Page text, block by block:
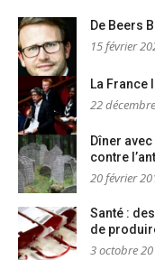
De Beers
15 février
La France
22
Dîner
contre
20 février
Santé :
de
3 octobre